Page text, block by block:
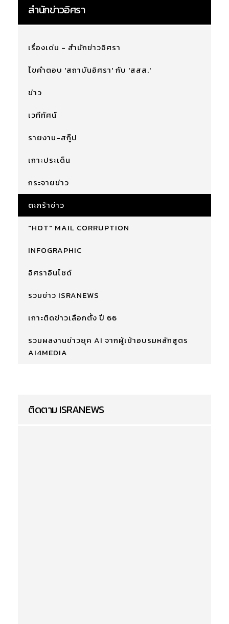
สำนักข่าวอิศรา
เรื่องเด่น - สำนักข่าวอิศรา
ไขคำตอบ 'สถาบันอิศรา' กับ 'สสส.'
ข่าว
เวทีทัศน์
รายงาน-สกู๊ป
เกาะประเด็น
กระจายข่าว
ตะกร้าข่าว
"HOT" MAIL CORRUPTION
INFOGRAPHIC
อิศราอินไซด์
รวมข่าว ISRANEWS
เกาะติดข่าวเลือกตั้ง ปี 66
รวมผลงานข่าวยุค AI จากผู้เข้าอบรมหลักสูตร
AI4MEDIA
ติดตาม ISRANEWS